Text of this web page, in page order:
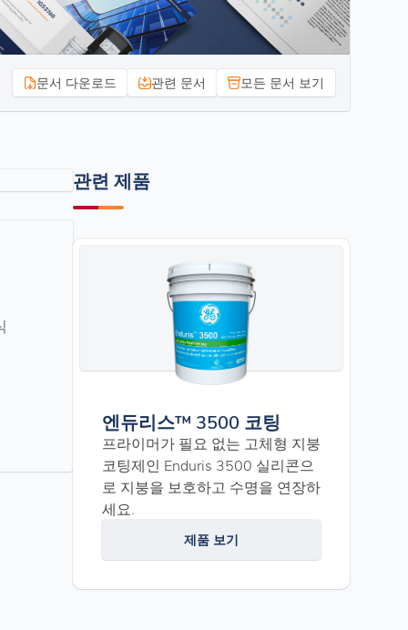
문서 다운로드 관련 문서 모든 문서 보기
관련 제품
엔듀리스™ 3500 코팅
프라이머가 필요 없는 고체형 지붕
코팅제인 Enduris 3500 실리콘으
로 지붕을 보호하고 수명을 연장하
세요.
제품 보기